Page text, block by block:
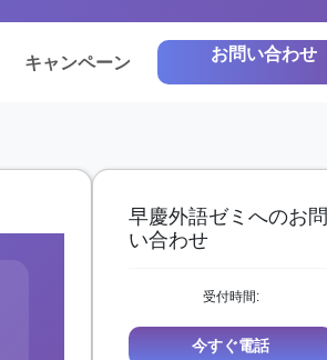
キャンペーン お問い合わせ
早慶外語ゼミへのお問
い合わせ
受付時間:
今すぐ電話